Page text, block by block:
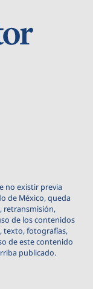
no existir previa
de México, queda
retransmisión,
de los contenidos
texto, fotografías,
de este contenido
publicado.